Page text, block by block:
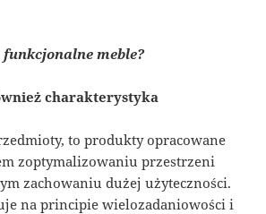
meble?
charakterystyka
to produkty opracowane
zoptymalizowaniu przestrzeni
zachowaniu dużej użyteczności.
na principie wielozadaniowości i